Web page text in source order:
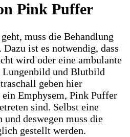
Pink Puffer
muss die Behandlung
ist es notwendig, dass
wird oder eine ambulante
und Blutbild
geben hier
ein Emphysem, Pink Puffer
sind. Selbst eine
deswegen muss die
gestellt werden.